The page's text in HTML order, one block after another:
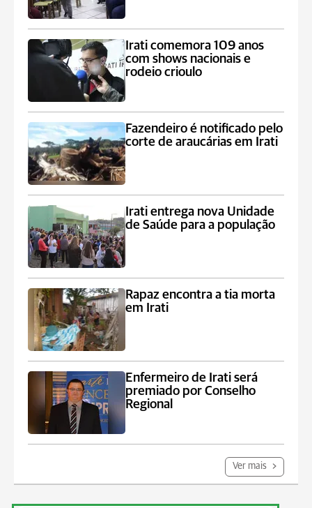
Irati comemora 109 anos
com shows nacionais e
rodeio crioulo
Fazendeiro é notificado pelo
corte de araucárias em Irati
Irati entrega nova Unidade
de Saúde para a população
Rapaz encontra a tia morta
em Irati
Enfermeiro de Irati será
premiado por Conselho
Regional
Ver mais